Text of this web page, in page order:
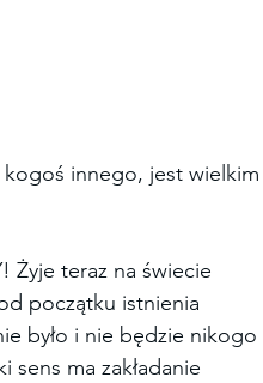
innego, jest wielkim
Żyje teraz na świecie
początku istnienia
było i nie będzie nikogo
sens ma zakładanie